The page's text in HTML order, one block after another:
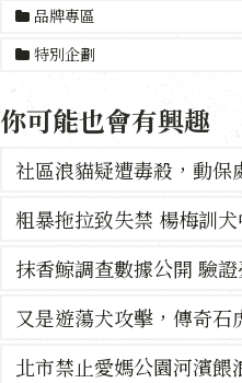
品牌專區
特別企劃
你可能也會有興趣
社區浪貓疑遭毒殺，動保
粗暴拖拉致失禁 楊梅訓
抹香鯨調查數據公開 驗
又是遊蕩犬攻擊，傳奇
北市禁止愛媽公園河濱餵